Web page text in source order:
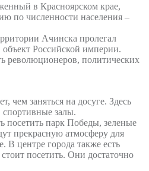
в Красноярском крае,
по численности населения –
Ачинска пролегал
Российской империи.
революционеров, политических
чем заняться на досуге. Здесь
спортивные залы.
посетить парк Победы, зеленые
прекрасную атмосферу для
В центре города также есть
посетить. Они достаточно